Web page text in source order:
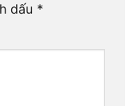
dấu *